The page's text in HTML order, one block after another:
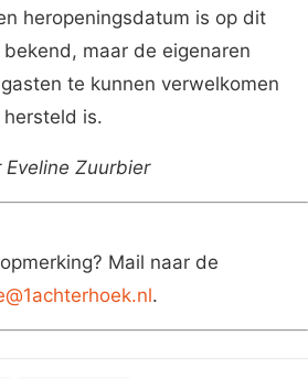
heropeningsdatum is op dit
maar de eigenaren
te kunnen verwelkomen
is.
Zuurbier
Mail naar de
.